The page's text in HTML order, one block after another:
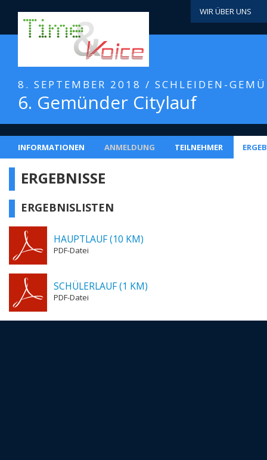
WIR ÜBER UNS
8. SEPTEMBER 2018 / SCHLEIDEN-
6. Gemünder Citylauf
INFORMATIONEN ANMELDUNG TEILNEHMER
ERGEBNISSE
ERGEBNISLISTEN
HAUPTLAUF (10 KM)
PDF-Datei
SCHÜLERLAUF (1 KM)
PDF-Datei